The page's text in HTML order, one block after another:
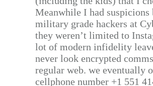
Meanwhile I had
military grade hackers at
they weren’t limited to
lot of modern infidelity
never look encrypted
regular web. we eventually
cellphone number +1 551